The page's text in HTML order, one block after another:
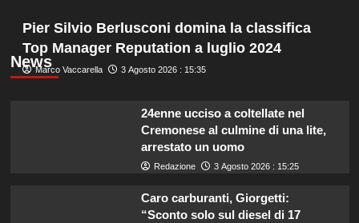
News
Pier Silvio Berlusconi domina la classifica
Top Manager Reputation a luglio 2024
Marco Vaccarella 3 Agosto 2026 : 15:35
24enne ucciso a coltellate nel
Cremonese al culmine di una lite,
arrestato un uomo
Redazione 3 Agosto 2026 : 15:25
Caro carburanti, Giorgetti:
“Sconto solo sul diesel di 17